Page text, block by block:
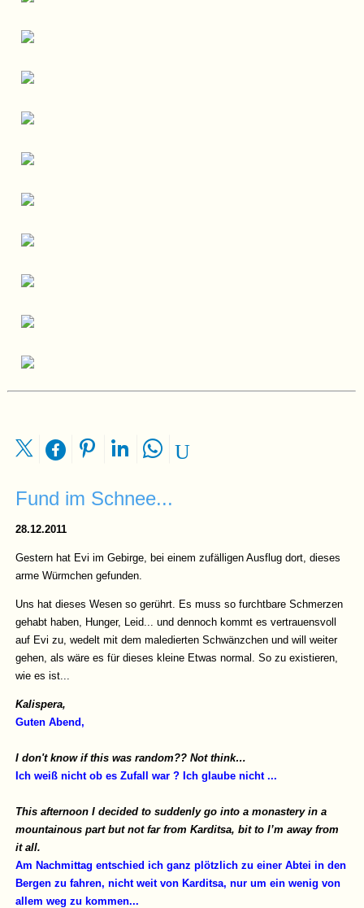
Fund im Schnee...
28.12.2011
Gestern hat Evi im Gebirge, bei einem zufälligen Ausflug dort, dieses
arme Würmchen gefunden.
Uns hat dieses Wesen so gerührt. Es muss so furchtbare Schmerzen
gehabt haben, Hunger, Leid... und dennoch kommt es vertrauensvoll
auf Evi zu, wedelt mit dem maledierten Schwänzchen und will weiter
gehen, als wäre es für dieses kleine Etwas normal. So zu existieren,
wie es ist...
Kalispera,
Guten Abend,
I don't know if this was random?? Not think…
Ich weiß nicht ob es Zufall war ? Ich glaube nicht ...
This afternoon I decided to suddenly go into a monastery in a
mountainous part but not far from Karditsa, bit to I’m away from
it all.
Am Nachmittag entschied ich ganz plötzlich zu einer Abtei in den
Bergen zu fahren, nicht weit von Karditsa, nur um ein wenig von
allem weg zu kommen...